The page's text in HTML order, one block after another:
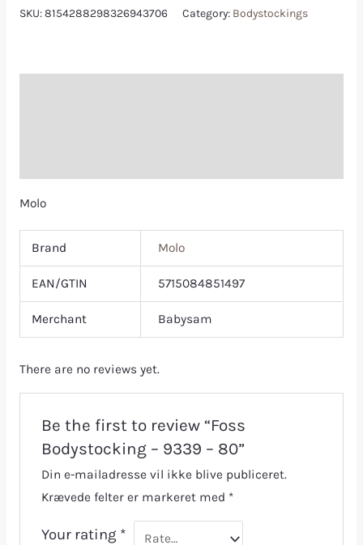
SKU:8154288298326943706 Category: Bodystockings
Molo
Brand Molo
EAN/GTIN 5715084851497
Merchant Babysam
There are no reviews yet.
Be the first to review “Foss
Bodystocking – 9339 – 80”
Din e-mailadresse vil ikke blive publiceret.
Krævede felter er markeret med *
Your rating *